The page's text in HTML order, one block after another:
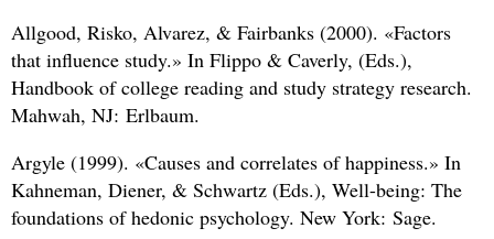
Allgood, Risko, Alvarez, & Fairbanks (2000). «Factors
that influence study.» In Flippo & Caverly, (Eds.),
Handbook of college reading and study strategy research.
Mahwah, NJ: Erlbaum.
Argyle (1999). «Causes and correlates of happiness.» In
Kahneman, Diener, & Schwartz (Eds.), Well-being: The
foundations of hedonic psychology. New York: Sage.